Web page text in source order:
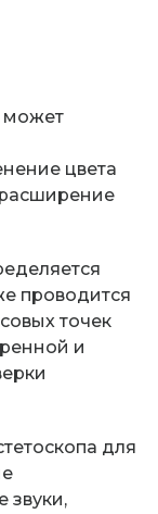
может
цвета
проводится
точек
и
для
звуки,